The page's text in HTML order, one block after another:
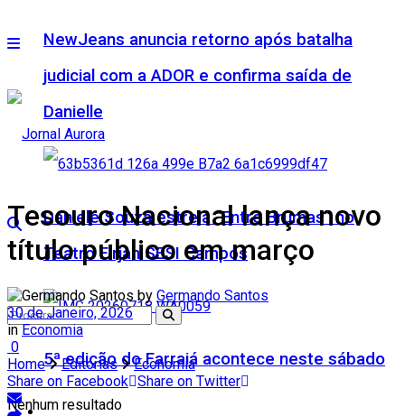
NewJeans anuncia retorno após batalha
judicial com a ADOR e confirma saída de
Danielle
Daniele Souza estreia “Entre Brumas” no
Teatro Firjan SESI Campos
5ª edição do Farraiá acontece neste sábado
Cidades
Nenhum resultado
Tesouro Nacional lança novo
título público em março
by Germando Santos
30 de Janeiro, 2026
in Economia
0
Home
Editorias
Economia
Share on Facebook Share on Twitter